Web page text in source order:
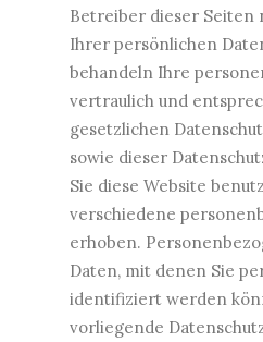
Betreiber dieser Seiten
Ihrer persönlichen
behandeln Ihre
vertraulich und
gesetzlichen
sowie dieser
Sie diese Website
verschiedene
erhoben.
Daten, mit denen Sie
identifiziert werden
vorliegende